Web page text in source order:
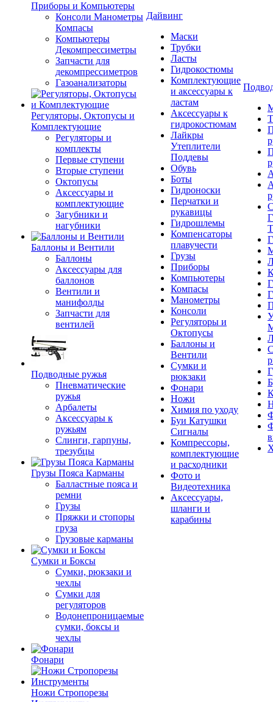
Приборы и Компьютеры
Консоли Манометры
Компасы
Компьютеры
Декомпрессиметры
Запчасти для
декомпрессиметров
Газоанализаторы
Регуляторы, Октопусы и
Комплектующие
Регуляторы и
комплекты
Первые ступени
Вторые ступени
Октопусы
Аксессуары и
комплектующие
Загубники и
нагубники
Баллоны и Вентили
Баллоны
Аксессуары для
баллонов
Вентили и
манифолды
Запчасти для
вентилей
Подводные ружья
Пневматические
ружья
Арбалеты
Аксессуары к
ружьям
Слинги, гарпуны,
трезубцы
Грузы Пояса Карманы
Балластные пояса и
ремни
Грузы
Пряжки и стопоры
груза
Грузовые карманы
Сумки и Боксы
Сумки, рюкзаки и
чехлы
Сумки для
регуляторов
Водонепроницаемые
сумки, боксы и
чехлы
Фонари
Ножи Стропорезы
Дайвинг
Маски
Трубки
Ласты
Гидрокостюмы
Комплектующие
и аксессуары к
ластам
Аксессуары к
гидрокостюмам
Лайкры
Утеплители
Поддевы
Обувь
Боты
Гидроноски
Перчатки и
рукавицы
Гидрошлемы
Компенсаторы
плавучести
Грузы
Приборы
Компьютеры
Компасы
Манометры
Консоли
Регуляторы и
Октопусы
Баллоны и
Вентили
Сумки и
рюкзаки
Фонари
Ножи
Химия по уходу
Буи Катушки
Сигналы
Компрессоры,
комплектующие
и расходники
Фото и
Видеотехника
Аксессуары,
шланги и
карабины